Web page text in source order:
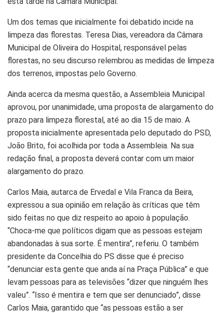
Um dos temas que inicialmente foi debatido incide na
limpeza das florestas. Teresa Dias, vereadora da Câmara
Municipal de Oliveira do Hospital, responsável pelas
florestas, no seu discurso relembrou as medidas de limpeza
dos terrenos, impostas pelo Governo.
Ainda acerca da mesma questão, a Assembleia Municipal
aprovou, por unanimidade, uma proposta de alargamento do
prazo para limpeza florestal, até ao dia 15 de maio. A
proposta inicialmente apresentada pelo deputado do PSD,
João Brito, foi acolhida por toda a Assembleia. Na sua
redação final, a proposta deverá contar com um maior
alargamento do prazo.
Carlos Maia, autarca de Ervedal e Vila Franca da Beira,
expressou a sua opinião em relação às críticas que têm
sido feitas no que diz respeito ao apoio à população.
“Choca-me que políticos digam que as pessoas estejam
abandonadas à sua sorte. É mentira”, referiu. O também
presidente da Concelhia do PS disse que é preciso
“denunciar esta gente que anda aí na Praça Pública” e que
levam pessoas para as televisões “dizer que ninguém lhes
valeu”. “Isso é mentira e tem que ser denunciado”, disse
Carlos Maia, garantido que “as pessoas estão a ser